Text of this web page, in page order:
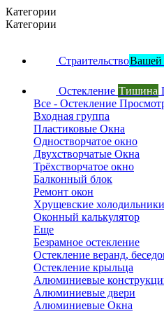
Категории
Категории
СтраительствоВашей
Остекление Тишина
Все - Остекление
Входная группа
Пластиковые Окна
Одностворчатое окно
Двухстворчатые Окна
Трёхстворчатое окно
Балконный блок
Ремонт окон
Хрущевские холодильники
Оконный калькулятор
Еще
Безрамное остекление
Остекление веранд,
Остекление крыльца
Алюминиевые
Алюминиевые двери
Алюминиевые Окна